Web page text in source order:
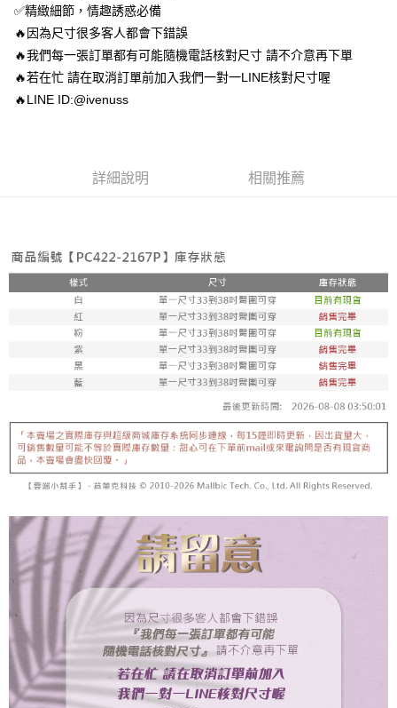
是否繳費成功／繳費後需取消欲退款等相關疑問，請聯繫「AFTEE先享後付
客戶支援中心」https://netprotections.freshdesk.com/support/home
【注意事項】
１．透過由恩沛科技股份有限公司提供之「AFTEE先享後付」服務完成之交
易，需依本服務之必要範圍內提供個人資料，並將交易相關給付款項請求債
「AFTEE先享後付」，若未經同意申辦者引起之損失，本公司不負相關責
５．嚴禁一人註冊多個帳號或使用他人資訊註冊。若發現惡意使用之情形，
恩沛科技股份有限公司將有權停止該用戶之使用額度並採取法律行動。
每筆NT$80，滿NT$799(含以上)免運費
7-11 取貨付款約3～4天到貨
每筆NT$80，滿NT$799(含以上)免運費
✅精緻細節，情趣誘惑必備
🔥因為尺寸很多客人都會下錯誤
🔥我們每一張訂單都有可能隨機電話核對尺寸 請不介意再下單
🔥若在忙 請在取消訂單前加入我們一對一LINE核對尺寸喔
🔥LINE ID:@ivenuss
詳細說明 相關推薦